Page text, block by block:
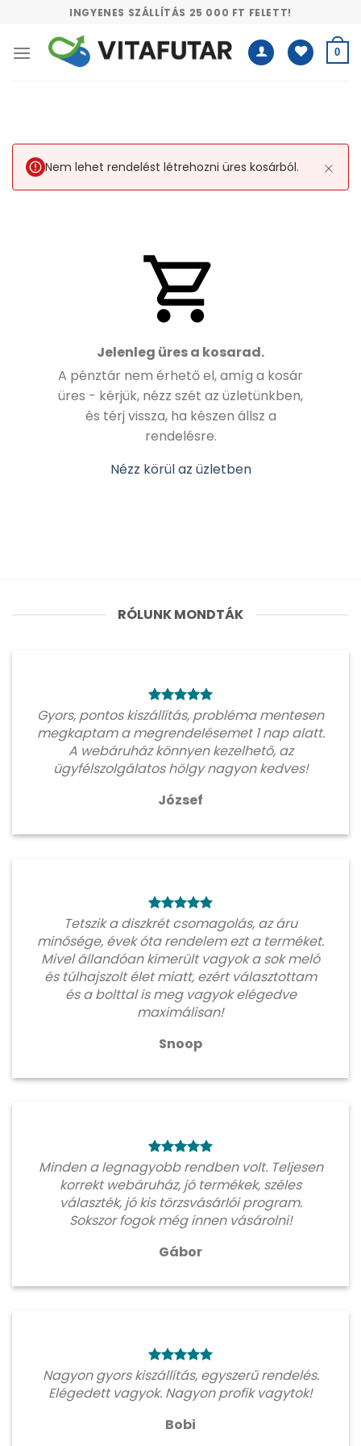
content
INGYENES SZÁLLÍTÁS 25 000 FT FELETT!
0
Nem lehet rendelést létrehozni üres kosárból.
Jelenleg üres a kosarad.
A pénztár nem érhető el, amíg a kosár
üres - kérjük, nézz szét az üzletünkben,
és térj vissza, ha készen állsz a
rendelésre.
Nézz körül az üzletben
RÓLUNK MONDTÁK
Gyors, pontos kiszállítás, probléma mentesen
megkaptam a megrendelésemet 1 nap alatt.
A webáruház könnyen kezelhető, az
ügyfélszolgálatos hölgy nagyon kedves!
József
Tetszik a diszkrét csomagolás, az áru
minősége, évek óta rendelem ezt a terméket.
Mivel állandóan kimerült vagyok a sok meló
és túlhajszolt élet miatt, ezért választottam
és a bolttal is meg vagyok elégedve
maximálisan!
Snoop
Minden a legnagyobb rendben volt. Teljesen
korrekt webáruház, jó termékek, széles
választék, jó kis törzsvásárlói program.
Sokszor fogok még innen vásárolni!
Gábor
Nagyon gyors kiszállítás, egyszerű rendelés.
Elégedett vagyok. Nagyon profik vagytok!
Bobi